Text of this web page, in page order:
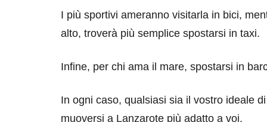
I più sportivi ameranno visitarla in bici,
alto, troverà più semplice spostarsi in taxi.
Infine, per chi ama il mare, spostarsi in
In ogni caso, qualsiasi sia il vostro ideale
muoversi a Lanzarote più adatto a voi.